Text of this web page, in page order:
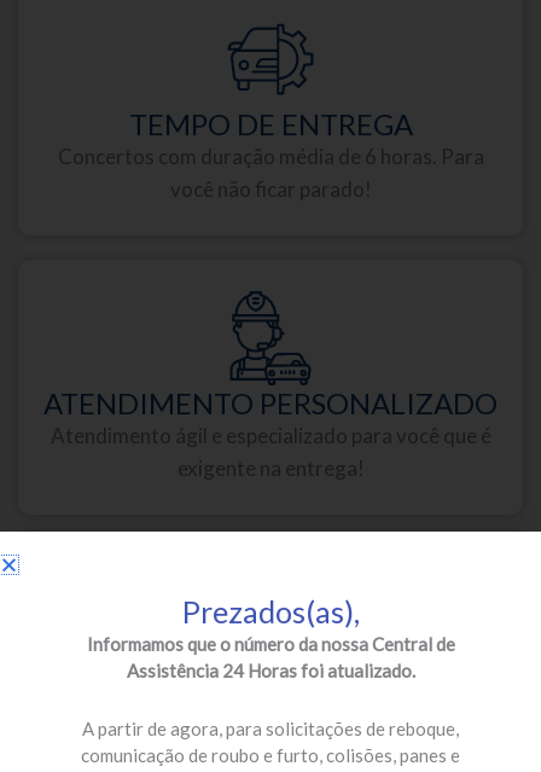
TEMPO DE ENTREGA
Concertos com duração média de 6 horas. Para
você não ficar parado!
ATENDIMENTO PERSONALIZADO
Atendimento ágil e especializado para você que é
exigente na entrega!
PARCEIROS DE PRIMEIRA
segurança!
Prezados(as),
Informamos que o número da nossa Central de
Assistência 24 Horas foi atualizado.
A partir de agora, para solicitações de reboque,
comunicação de roubo e furto, colisões, panes e